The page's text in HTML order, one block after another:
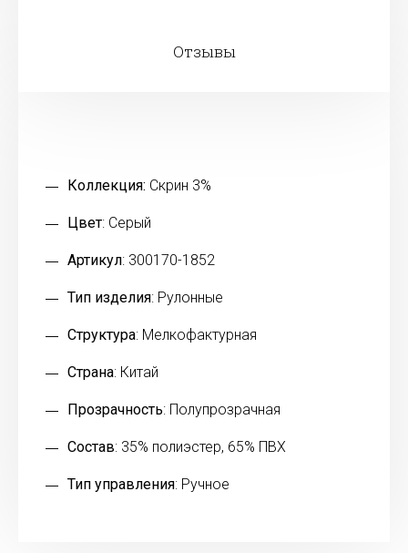
Отзывы
Коллекция: Скрин 3%
Цвет: Серый
Артикул: 300170-1852
Тип изделия: Рулонные
Структура: Мелкофактурная
Страна: Китай
Прозрачность: Полупрозрачная
Состав: 35% полиэстер, 65% ПВХ
Тип управления: Ручное